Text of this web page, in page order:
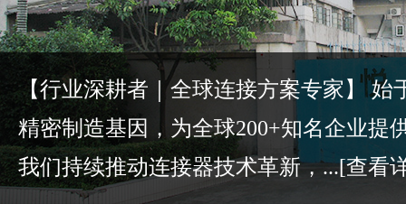
【行业深耕者｜全球连接方案专家】 始
精密制造基因，为全球200+知名企业提
我们持续推动连接器技术革新，...[查看